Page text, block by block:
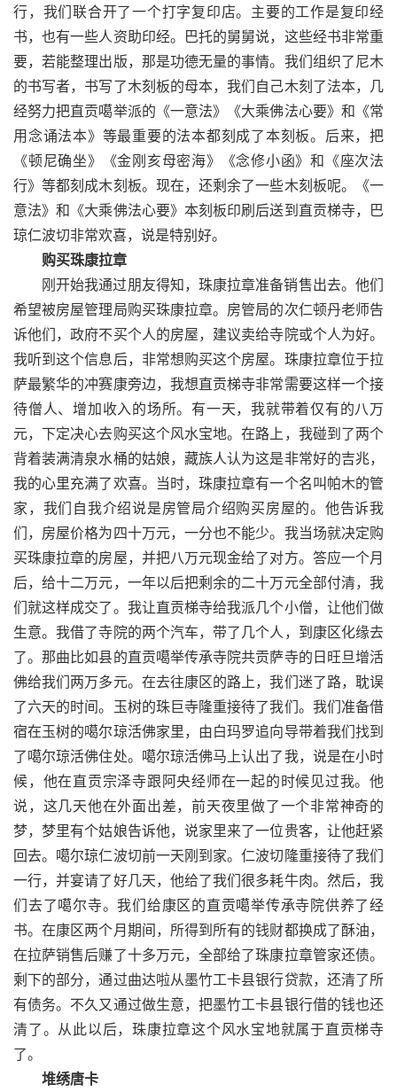
行，我们联合开了一个打字复印店。主要的工作是复印经
书，也有一些人资助印经。巴托的舅舅说，这些经书非常重
要，若能整理出版，那是功德无量的事情。我们组织了尼木
的书写者，书写了木刻板的母本，我们自己木刻了法本，几
经努力把直贡噶举派的《一意法》《大乘佛法心要》和《常
用念诵法本》等最重要的法本都刻成了本刻板。后来，把
《顿尼确坐》《金刚亥母密海》《念修小函》和《座次法
行》等都刻成木刻板。现在，还剩余了一些木刻板呢。《一
意法》和《大乘佛法心要》本刻板印刷后送到直贡梯寺，巴
琼仁波切非常欢喜，说是特别好。
购买珠康拉章
刚开始我通过朋友得知，珠康拉章准备销售出去。他们
希望被房屋管理局购买珠康拉章。房管局的次仁顿丹老师告
诉他们，政府不买个人的房屋，建议卖给寺院或个人为好。
我听到这个信息后，非常想购买这个房屋。珠康拉章位于拉
萨最繁华的冲赛康旁边，我想直贡梯寺非常需要这样一个接
待僧人、增加收入的场所。有一天，我就带着仅有的八万
元，下定决心去购买这个风水宝地。在路上，我碰到了两个
背着装满清泉水桶的姑娘，藏族人认为这是非常好的吉兆，
我的心里充满了欢喜。当时，珠康拉章有一个名叫帕木的管
家，我们自我介绍说是房管局介绍购买房屋的。他告诉我
们，房屋价格为四十万元，一分也不能少。我当场就决定购
买珠康拉章的房屋，并把八万元现金给了对方。答应一个月
后，给十二万元，一年以后把剩余的二十万元全部付清，我
们就这样成交了。我让直贡梯寺给我派几个小僧，让他们做
生意。我借了寺院的两个汽车，带了几个人，到康区化缘去
了。那曲比如县的直贡噶举传承寺院共贡萨寺的日旺旦增活
佛给我们两万多元。在去往康区的路上，我们迷了路，耽误
了六天的时间。玉树的珠巨寺隆重接待了我们。我们准备借
宿在玉树的噶尔琼活佛家里，由白玛罗追向导带着我们找到
了噶尔琼活佛住处。噶尔琼活佛马上认出了我，说是在小时
候，他在直贡宗泽寺跟阿央经师在一起的时候见过我。他
说，这几天他在外面出差，前天夜里做了一个非常神奇的
梦，梦里有个姑娘告诉他，说家里来了一位贵客，让他赶紧
回去。噶尔琼仁波切前一天刚到家。仁波切隆重接待了我们
一行，并宴请了好几天，他给了我们很多耗牛肉。然后，我
们去了噶尔寺。我们给康区的直贡噶举传承寺院供养了经
书。在康区两个月期间，所得到所有的钱财都换成了酥油，
在拉萨销售后赚了十多万元，全部给了珠康拉章管家还债。
剩下的部分，通过曲达啦从墨竹工卡县银行贷款，还清了所
有债务。不久又通过做生意，把墨竹工卡县银行借的钱也还
清了。从此以后，珠康拉章这个风水宝地就属于直贡梯寺
了。
堆绣唐卡